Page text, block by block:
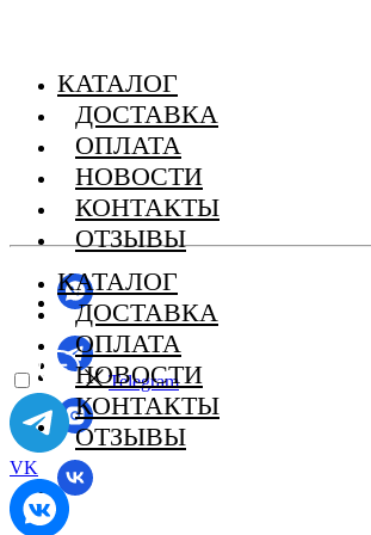
КАТАЛОГ
ДОСТАВКА
ОПЛАТА
НОВОСТИ
КОНТАКТЫ
ОТЗЫВЫ
КАТАЛОГ
ДОСТАВКА
ОПЛАТА
НОВОСТИ
КОНТАКТЫ
ОТЗЫВЫ
Telegram
VK